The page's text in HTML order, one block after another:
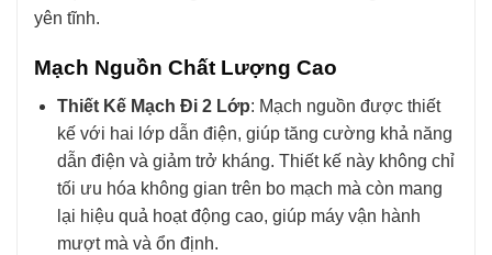
yên tĩnh.
Mạch Nguồn Chất Lượng Cao
Thiết Kế Mạch Đi 2 Lớp: Mạch nguồn được thiết
kế với hai lớp dẫn điện, giúp tăng cường khả năng
dẫn điện và giảm trở kháng. Thiết kế này không chỉ
tối ưu hóa không gian trên bo mạch mà còn mang
lại hiệu quả hoạt động cao, giúp máy vận hành
mượt mà và ổn định.